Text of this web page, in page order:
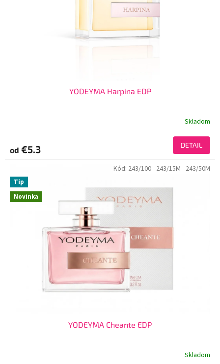
YODEYMA Harpina EDP
Skladom
od €5.3 DETAIL
Novinka
Tip
YODEYMA Cheante EDP
Skladom
Kód: 243/100- 243/15M - 243/50M